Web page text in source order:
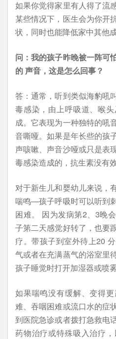
如果你觉得家里有人得了流
某些情况下，医生会为你开
状，同时也能降低家中其他
问：我的孩子昨晚被一阵可
的 声音，这是怎么回事？
答：通常，听到类似海豹吼
毒感染，由上呼吸道、喉
成。它表现为一种独特的吼
音嘶哑。如果是年长些的孩
声咳嗽、声音沙哑或只是表
毒感染造成的，抗生素没有效
对于新生儿和婴幼儿来说，
喘鸣—孩子呼吸时可以听到
困难。 因为发病第2、3晚
子第二天感觉好转了，也要
疗。带孩子到室外待上20
气或者在充满蒸气的浴室里
孩子睡觉时打开加湿器或喷
如果喘鸣没有缓解、变得
难、吞咽困难或流口水的症
到医院急诊或者拨打急救电
药物治疗或特殊吸入治疗